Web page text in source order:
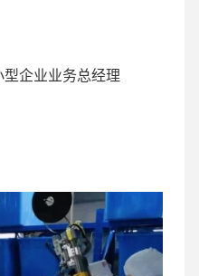
企业业务总经理